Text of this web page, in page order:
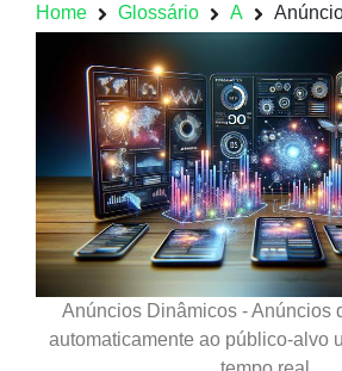
Home Glossário A
Anúncios Dinâmicos - Anúncios
automaticamente ao público-alvo